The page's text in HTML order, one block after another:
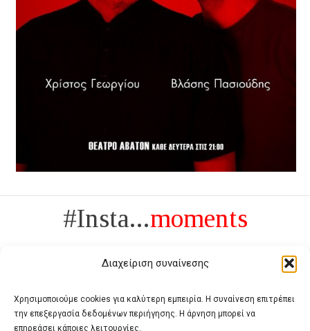
Διαχείριση συναίνεσης
Χρησιμοποιούμε cookies για καλύτερη εμπειρία. Η συναίνεση επιτρέπει
την επεξεργασία δεδομένων περιήγησης. Η άρνηση μπορεί να
επηρεάσει κάποιες λειτουργίες.
#Insta...moments
Πολυτέλεια δεν είναι το αντίθετο της ανέχειας, είναι το αντίθετο της